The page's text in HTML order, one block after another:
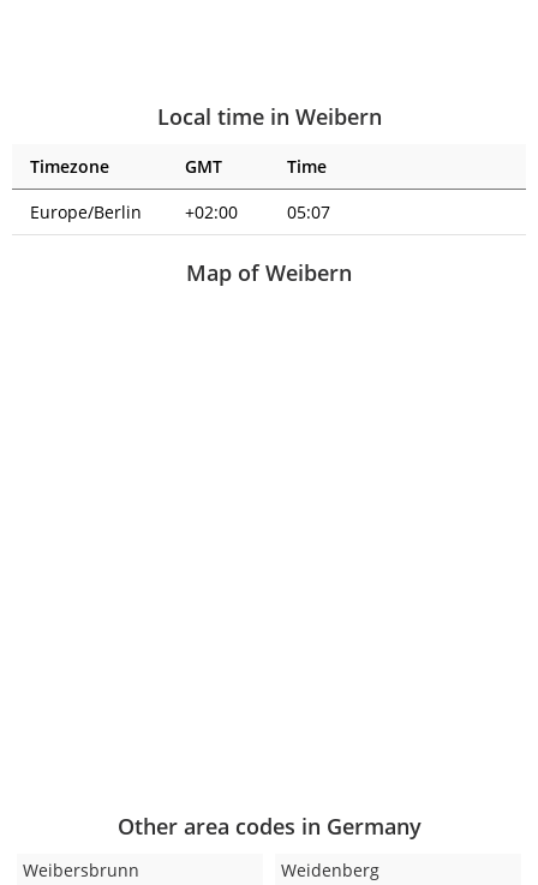
Local time in Weibern
Timezone GMT
Time
Europe/Berlin
+02:00 05:07
Map of Weibern
Other area codes in Germany
Weibersbrunn Weidenberg